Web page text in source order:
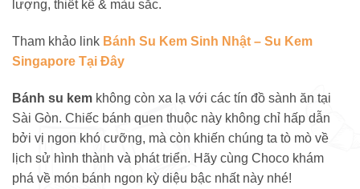
lượng, thiết kế & màu sắc.
Tham khảo link Bánh Su Kem Sinh Nhật – Su Kem
Singapore Tại Đây
Bánh su kem không còn xa lạ với các tín đồ sành ăn tại
Sài Gòn. Chiếc bánh quen thuộc này không chỉ hấp dẫn
bởi vị ngon khó cưỡng, mà còn khiến chúng ta tò mò về
lịch sử hình thành và phát triển. Hãy cùng Choco khám
phá về món bánh ngon kỳ diệu bậc nhất này nhé!